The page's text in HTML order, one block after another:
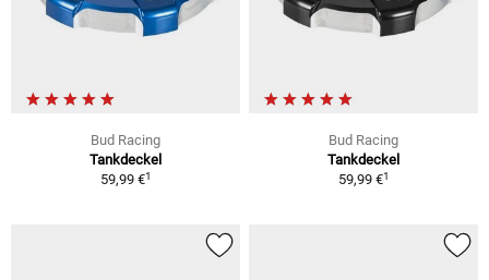
Bud Racing
Tankdeckel
59,99 €1
Bud Racing
Tankdeckel
59,99 €1